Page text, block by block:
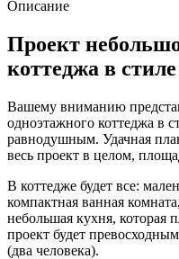
Описание
Проект
коттеджа в
Вашему вниманию
одноэтажного коттеджа в
равнодушным. Удачная
весь проект в целом,
В коттедже будет все:
компактная ванная
небольшая кухня, которая
проект будет
(два человека).